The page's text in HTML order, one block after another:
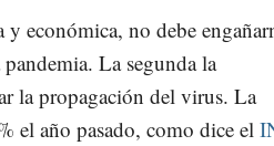
y económica, no debe
La segunda la
la propagación del virus. La
el año pasado, como dice el